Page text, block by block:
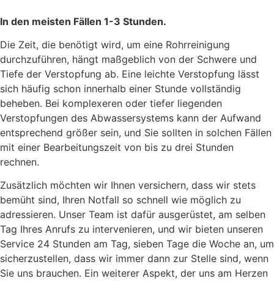
In den meisten Fällen 1-3 Stunden.
Die Zeit, die benötigt wird, um eine Rohrreinigung
durchzuführen, hängt maßgeblich von der Schwere und
Tiefe der Verstopfung ab. Eine leichte Verstopfung lässt
sich häufig schon innerhalb einer Stunde vollständig
beheben. Bei komplexeren oder tiefer liegenden
Verstopfungen des Abwassersystems kann der Aufwand
entsprechend größer sein, und Sie sollten in solchen Fällen
mit einer Bearbeitungszeit von bis zu drei Stunden
rechnen.
Zusätzlich möchten wir Ihnen versichern, dass wir stets
bemüht sind, Ihren Notfall so schnell wie möglich zu
adressieren. Unser Team ist dafür ausgerüstet, am selben
Tag Ihres Anrufs zu intervenieren, und wir bieten unseren
Service 24 Stunden am Tag, sieben Tage die Woche an, um
sicherzustellen, dass wir immer dann zur Stelle sind, wenn
Sie uns brauchen. Ein weiterer Aspekt, der uns am Herzen